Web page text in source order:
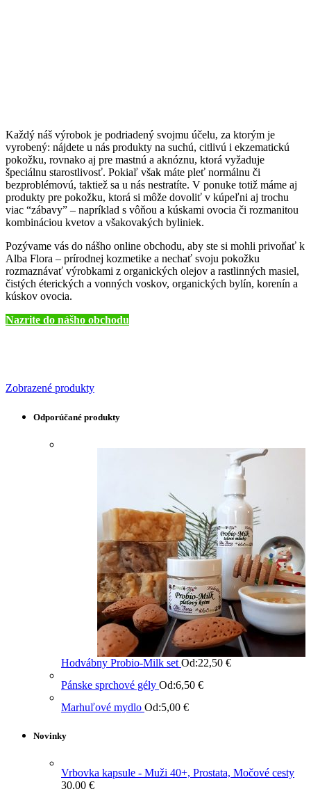
Každý náš výrobok je podriadený svojmu účelu, za ktorým je
vyrobený: nájdete u nás produkty na suchú, citlivú i ekzematickú
pokožku, rovnako aj pre mastnú a aknóznu, ktorá vyžaduje
špeciálnu starostlivosť. Pokiaľ však máte pleť normálnu či
bezproblémovú, taktiež sa u nás nestratíte. V ponuke totiž máme aj
produkty pre pokožku, ktorá si môže dovoliť v kúpeľni aj trochu
viac “zábavy” – napríklad s vôňou a kúskami ovocia či rozmanitou
kombináciou kvetov a všakovakých byliniek.
Pozývame vás do nášho online obchodu, aby ste si mohli privoňať k
Alba Flora – prírodnej kozmetike a nechať svoju pokožku
rozmaznávať výrobkami z organických olejov a rastlinných masiel,
čistých éterických a vonných voskov, organických bylín, korenín a
kúskov ovocia.
Nazrite do nášho obchodu
Zobrazené produkty
Odporúčané produkty
Hodvábny Probio-Milk set Od:22,50 €
Pánske sprchové gély Od:6,50 €
Marhuľové mydlo Od:5,00 €
Novinky
Vrbovka kapsule - Muži 40+, Prostata, Močové cesty
30,00 €